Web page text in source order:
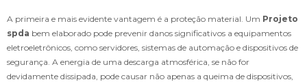
A primeira e mais evidente vantagem é a proteção material. Um Projeto
spda bem elaborado pode prevenir danos significativos a equipamentos
eletroeletrônicos, como servidores, sistemas de automação e dispositivos de
segurança. A energia de uma descarga atmosférica, se não for
devidamente dissipada, pode causar não apenas a queima de dispositivos,